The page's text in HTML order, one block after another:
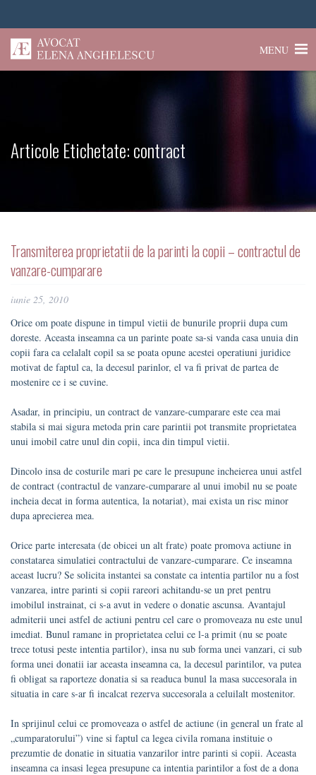
MENU
Articole Etichetate:contract
Transmiterea proprietatii de la parinti la copii – contractul de
vanzare-cumparare
iunie 25, 2010
Orice om poate dispune in timpul vietii de bunurile proprii dupa cum
doreste. Aceasta inseamna ca un parinte poate sa-si vanda casa unuia din
copii fara ca celalalt copil sa se poata opune acestei operatiuni juridice
motivat de faptul ca, la decesul parinlor, el va fi privat de partea de
mostenire ce i se cuvine.
Asadar, in principiu, un contract de vanzare-cumparare este cea mai
stabila si mai sigura metoda prin care parintii pot transmite proprietatea
unui imobil catre unul din copii, inca din timpul vietii.
Dincolo insa de costurile mari pe care le presupune incheierea unui astfel
de contract (contractul de vanzare-cumparare al unui imobil nu se poate
incheia decat in forma autentica, la notariat), mai exista un risc minor
dupa aprecierea mea.
Orice parte interesata (de obicei un alt frate) poate promova actiune in
constatarea simulatiei contractului de vanzare-cumparare. Ce inseamna
aceast lucru? Se solicita instantei sa constate ca intentia partilor nu a fost
vanzarea, intre parinti si copii rareori achitandu-se un pret pentru
imobilul instrainat, ci s-a avut in vedere o donatie ascunsa. Avantajul
admiterii unei astfel de actiuni pentru cel care o promoveaza nu este unul
imediat. Bunul ramane in proprietatea celui ce l-a primit (nu se poate
trece totusi peste intentia partilor), insa nu sub forma unei vanzari, ci sub
forma unei donatii iar aceasta inseamna ca, la decesul parintilor, va putea
fi obligat sa raporteze donatia si sa readuca bunul la masa succesorala in
situatia in care s-ar fi incalcat rezerva succesorala a celuilalt mostenitor.
In sprijinul celui ce promoveaza o astfel de actiune (in general un frate al
„cumparatorului”) vine si faptul ca legea civila romana instituie o
prezumtie de donatie in situatia vanzarilor intre parinti si copii. Aceasta
inseamna ca insasi legea presupune ca intentia parintilor a fost de a dona